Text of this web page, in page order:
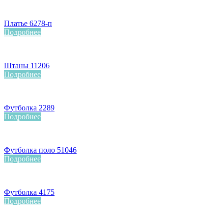
Платье 6278-п
Подробнее
Штаны 11206
Подробнее
Футболка 2289
Подробнее
Футболка поло 51046
Подробнее
Футболка 4175
Подробнее